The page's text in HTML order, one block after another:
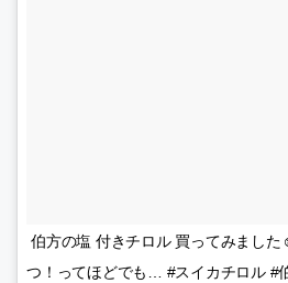
伯方の塩 付きチロル 買ってみまし
つ！ってほどでも… #スイカチロル #